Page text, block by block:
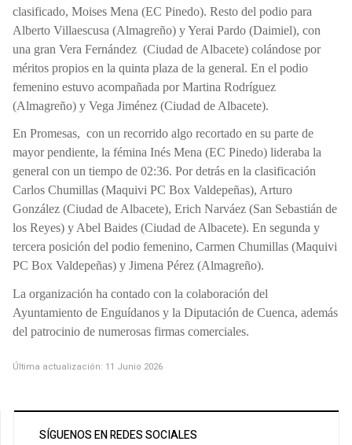
clasificado, Moises Mena (EC Pinedo). Resto del podio para
Alberto Villaescusa (Almagreño) y Yerai Pardo (Daimiel), con
una gran Vera Fernández (Ciudad de Albacete) colándose por
méritos propios en la quinta plaza de la general. En el podio
femenino estuvo acompañada por Martina Rodríguez
(Almagreño) y Vega Jiménez (Ciudad de Albacete).
En Promesas, con un recorrido algo recortado en su parte de
mayor pendiente, la fémina Inés Mena (EC Pinedo) lideraba la
general con un tiempo de 02:36. Por detrás en la clasificación
Carlos Chumillas (Maquivi PC Box Valdepeñas), Arturo
González (Ciudad de Albacete), Erich Narváez (San Sebastián de
los Reyes) y Abel Baides (Ciudad de Albacete). En segunda y
tercera posición del podio femenino, Carmen Chumillas (Maquivi
PC Box Valdepeñas) y Jimena Pérez (Almagreño).
La organización ha contado con la colaboración del
Ayuntamiento de Enguídanos y la Diputación de Cuenca, además
del patrocinio de numerosas firmas comerciales.
Última actualización: 11 Junio 2026
SÍGUENOS EN REDES SOCIALES